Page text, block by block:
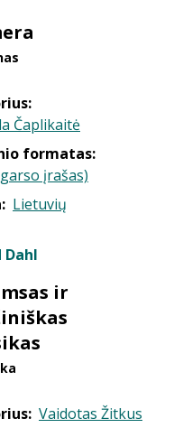
Čaplikaitė
formatas:
įrašas)
Lietuvių
Dahl
ir
Vaidotas Žitkus